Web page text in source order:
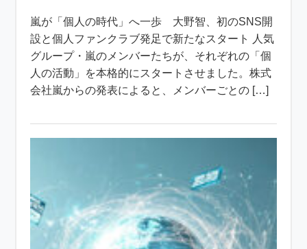
嵐が「個人の時代」へ一歩 大野智、初のSNS開
設と個人ファンクラブ発足で新たなスタート 人気
グループ・嵐のメンバーたちが、それぞれの「個
人の活動」を本格的にスタートさせました。株式
会社嵐からの発表によると、メンバーごとの […]